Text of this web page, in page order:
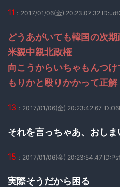
11 ：2017/01/06(金) 20:23:07.32
どうあがいても韓国の次
米親中親北政権
向こうからいちゃもんつ
もりかと殴りかかって正解
13 ：2017/01/06(金) 20:23:42.67
それを言っちゃあ、おしま
15 ：2017/01/06(金) 20:23:54.47
実際そうだから困る